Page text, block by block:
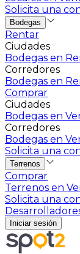
Solicita una
Bodegas
Rentar
Ciudades
Bodegas en
Corredores
Bodegas en
Comprar
Ciudades
Bodegas en
Corredores
Bodegas en
Solicita una
Terrenos
Comprar
Terrenos en
Solicita una
Iniciar sesión